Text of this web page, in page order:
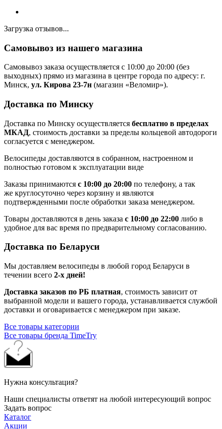
Загрузка отзывов...
Самовывоз из нашего магазина
Самовывоз заказа осуществляется с 10:00 до 20:00 (без
выходных) прямо из магазина в центре города по адресу: г.
Минск, ул. Кирова 23-7н (магазин «Веломир»).
Доставка по Минску
Доставка по Минску осуществляется бесплатно в пределах
МКАД, стоимость доставки за пределы кольцевой автодороги
согласуется с менеджером.
Велосипеды доставляются в собранном, настроенном и
полностью готовом к эксплуатации виде
Заказы принимаются с 10:00 до 20:00 по телефону, а так
же круглосуточно через корзину и являются
подтвержденными после обработки заказа менеджером.
Товары доставляются в день заказа с 10:00 до 22:00 либо в
удобное для вас время по предварительному согласованию.
Доставка по Беларуси
Мы доставляем велосипеды в любой город Беларуси в
течении всего 2-х дней!
Доставка заказов по РБ платная, стоимость зависит от
выбранной модели и вашего города, устанавливается службой
доставки и оговаривается с менеджером при заказе.
Все товары категории
Все товары бренда TimeTry
Нужна консультация?
Наши специалисты ответят на любой интересующий вопрос
Задать вопрос
Каталог
Акции